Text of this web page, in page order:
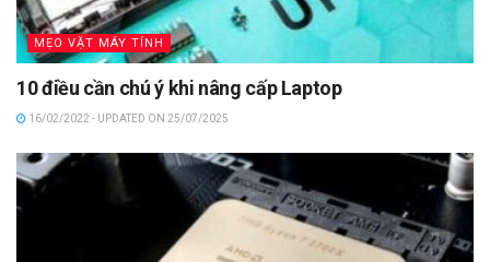
MẸO VẶT MÁY TÍNH
10 điều cần chú ý khi nâng cấp Laptop
16/02/2022 - UPDATED ON 25/07/2025